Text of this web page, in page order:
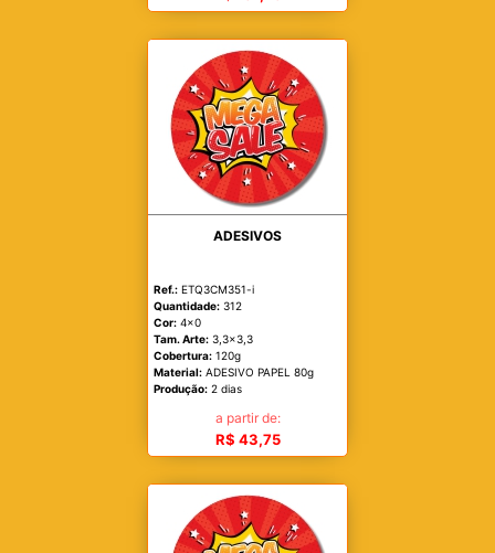
ADESIVOS
Ref.: ETQ3CM351-i
Quantidade: 312
Cor: 4x0
Tam. Arte: 3,3x3,3
Cobertura: 120g
Material: ADESIVO PAPEL 80g
Produção: 2 dias
a partir de:
R$ 43,75